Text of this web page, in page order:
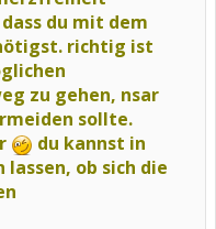
du mit dem
richtig ist
zu gehen, nsar
sollte.
du kannst in
ob sich die